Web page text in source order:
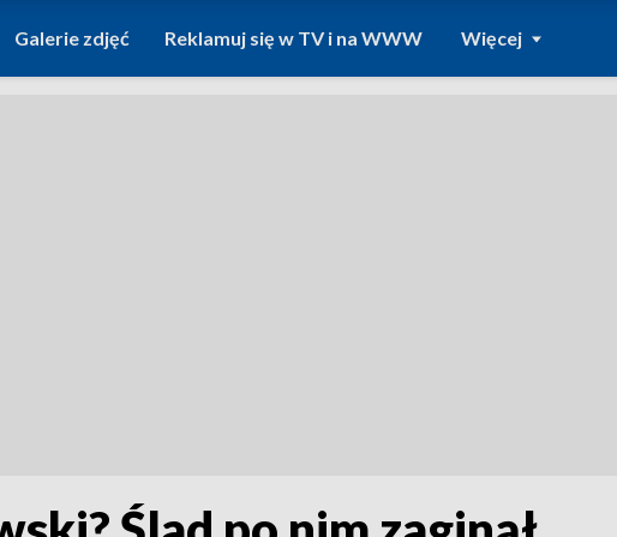
Galerie zdjęć Reklamuj się w TV i na WWW Więcej